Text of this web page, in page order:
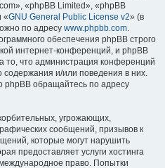
«phpBB Limited», «phpBB
«GNU General Public License v2» (в
по адресу www.phpbb.com.
обеспечения phpBB строго
интернет-конференций, и phpBB
то, что администрация конференций
содержания и/или поведения в них.
обращайтесь по адресу
угрожающих,
сообщений, призывов к
которые могут нарушить
предоставляет услуги хостинга
право. Попытки